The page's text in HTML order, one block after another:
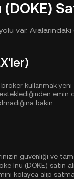
var.
kullanmak
bakın.
güvenliği ve
Inu (DOKE) satın
kolayca alıp